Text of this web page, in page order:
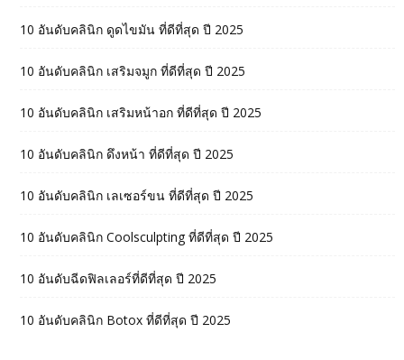
10 อันดับคลินิก ดูดไขมัน ที่ดีที่สุด ปี 2025
10 อันดับคลินิก เสริมจมูก ที่ดีที่สุด ปี 2025
10 อันดับคลินิก เสริมหน้าอก ที่ดีที่สุด ปี 2025
10 อันดับคลินิก ดึงหน้า ที่ดีที่สุด ปี 2025
10 อันดับคลินิก เลเซอร์ขน ที่ดีที่สุด ปี 2025
10 อันดับคลินิก Coolsculpting ที่ดีที่สุด ปี 2025
10 อันดับฉีดฟิลเลอร์ที่ดีที่สุด ปี 2025
10 อันดับคลินิก Botox ที่ดีที่สุด ปี 2025